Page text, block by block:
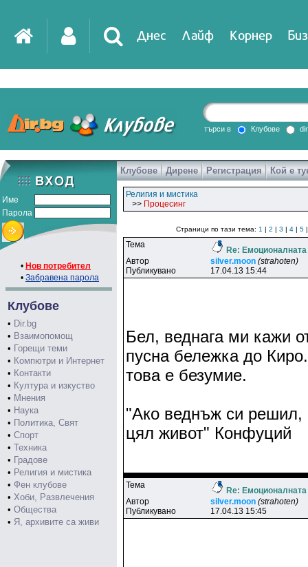
Днес Лайф Корнер
DirTV Impressio
Games
търси в Клубове
Име
Парола
• Нов потребител
• Забравена парола
Клубове
• Dir.bg
• Взаимопомощ
• Горещи теми
• Компютри и Интернет
• Контакти
• Култура и изкуство
• Мнения
• Наука
• Политика, Свят
• Спорт
• Техника
• Градове
• Религия и мистика
• Фен клубове
• Хоби, Развлечения
• Общества
• Я, архивите са живи
Клубове Дирене Регистрация Кой е
Религия и мистика
>> Процесинг
Страници по тази тема: 1 | 2 | 3 | 4| 5
Тема
Re: Емоционалната
Автор
silver.moon (strahoten)
Публикувано
17.04.13 15:44
Бел, веднага ми кажи
пусна бележка до Киро.
това е безумие.
"Ако веднъж си решил,
цял живот" Конфуций
Тема
Re: Емоционалната
Автор
silver.moon (strahoten)
Публикувано
17.04.13 15:45